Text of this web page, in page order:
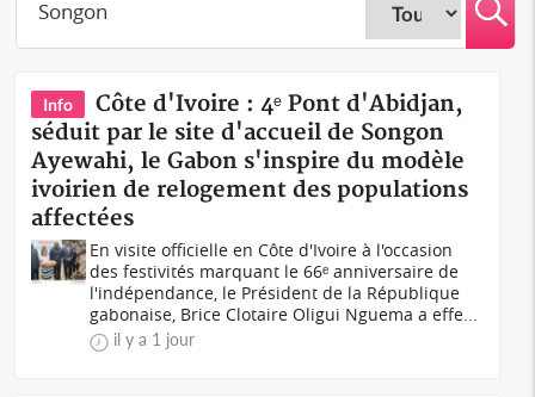
Info
Côte d'Ivoire : 4ᵉ Pont d'Abidjan,
séduit par le site d'accueil de Songon
Ayewahi, le Gabon s'inspire du modèle
ivoirien de relogement des populations
affectées
En visite officielle en Côte d'Ivoire à l'occasion
des festivités marquant le 66ᵉ anniversaire de
l'indépendance, le Président de la République
gabonaise, Brice Clotaire Oligui Nguema a effe...
il y a 1 jour